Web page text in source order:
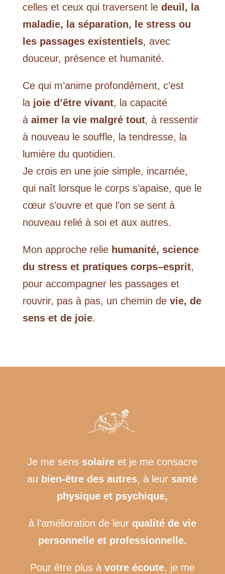
celles et ceux qui traversent le deuil, la
maladie, la séparation, le stress ou
les passages existentiels, avec
douceur, présence et humanité.
Ce qui m’anime profondément, c’est
la joie d’être vivant, la capacité
à aimer la vie malgré tout, à ressentir
à nouveau le souffle, la tendresse, la
lumière du quotidien.
Je crois en une joie simple, incarnée,
qui naît lorsque le corps s’apaise, que le
cœur s’ouvre et que l’on se sent à
nouveau relié à soi et aux autres.
Mon approche relie humanité, science
du stress et pratiques corps–esprit,
pour accompagner les passages et
rouvrir, pas à pas, un chemin de vie, de
sens et de joie.
Je me sens solaire et je me consacre
au bien-être des autres, à leur santé
physique et psychique,
à l’amélioration de leur qualité de vie
personnelle et professionnelle.
Pour être plus à votre écoute, je me